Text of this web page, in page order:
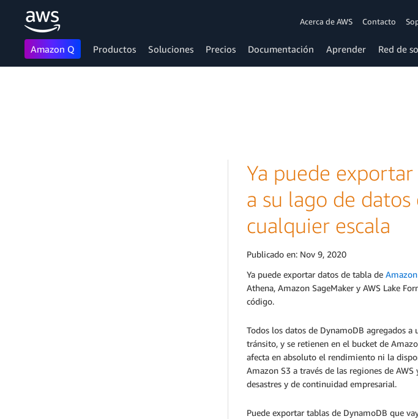
Acerca de AWS Contacto
Amazon Q Productos Soluciones Precios Documentación Aprender Red de
Ya puede
a su lago de datos
cualquier escala
Publicado en: Nov 9, 2020
Ya puede exportar datos de tabla de
Athena, Amazon SageMaker y AWS Lake
código.
Todos los datos de DynamoDB agregados
tránsito, y se retienen en el bucket de
afecta en absoluto el rendimiento ni la
Amazon S3 a través de las regiones de
desastres y de continuidad empresarial.
Puede exportar tablas de DynamoDB que